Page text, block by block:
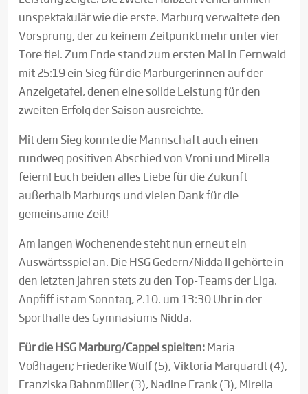
unspektakulär wie die erste. Marburg verwaltete den
Vorsprung, der zu keinem Zeitpunkt mehr unter vier
Tore fiel. Zum Ende stand zum ersten Mal in Fernwald
mit 25:19 ein Sieg für die Marburgerinnen auf der
Anzeigetafel, denen eine solide Leistung für den
zweiten Erfolg der Saison ausreichte.
Mit dem Sieg konnte die Mannschaft auch einen
rundweg positiven Abschied von Vroni und Mirella
feiern! Euch beiden alles Liebe für die Zukunft
außerhalb Marburgs und vielen Dank für die
gemeinsame Zeit!
Am langen Wochenende steht nun erneut ein
Auswärtsspiel an. Die HSG Gedern/Nidda II gehörte in
den letzten Jahren stets zu den Top-Teams der Liga.
Anpfiff ist am Sonntag, 2.10. um 13:30 Uhr in der
Sporthalle des Gymnasiums Nidda.
Für die HSG Marburg/Cappel spielten:Maria
Voßhagen; Friederike Wulf (5), Viktoria Marquardt (4),
Franziska Bahnmüller (3), Nadine Frank (3), Mirella